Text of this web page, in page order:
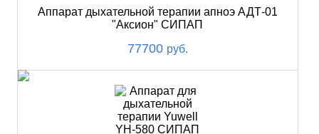
Аппарат дыхательной терапии апноэ АДТ-01
"Аксион" СИПАП
77700 руб.